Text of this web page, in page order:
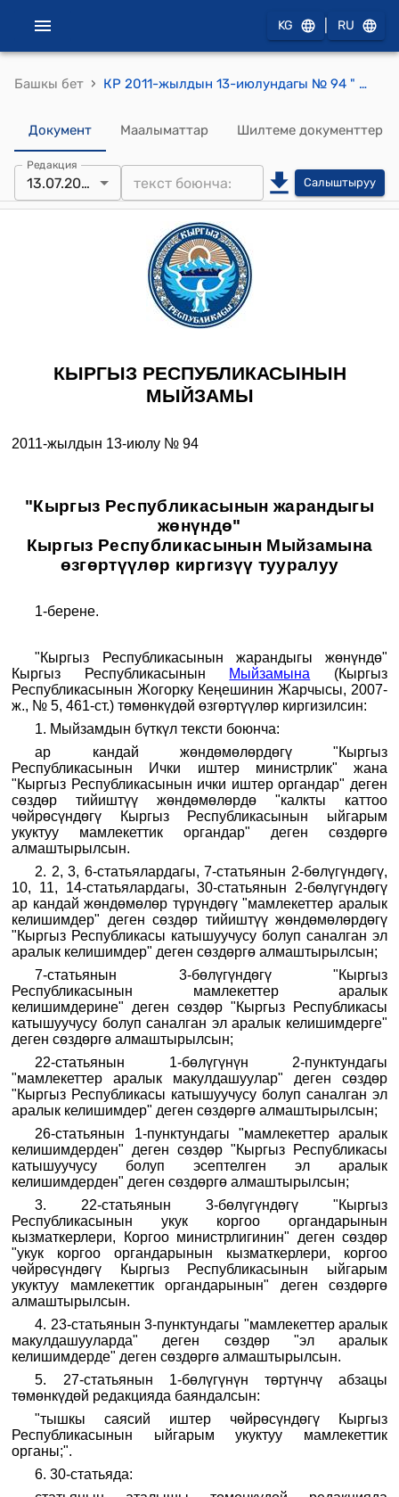
KG RU
Башкы бет › КР 2011-жылдын 13-июлундагы № 94 " "Кыргыз Республикасынын жарандыгы жөнүндө" Кыргыз Республикасынын Мыйзамына өзгөртүүлөр киргизүү тууралуу" Мыйзамы
Документ Маалыматтар Шилтеме документтер
Редакция
13.07.2011 Салыштыруу